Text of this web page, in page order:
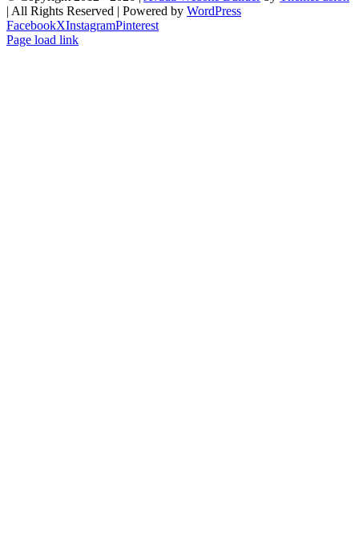
| All Rights Reserved | Powered by WordPress
FacebookXInstagramPinterest
Page load link